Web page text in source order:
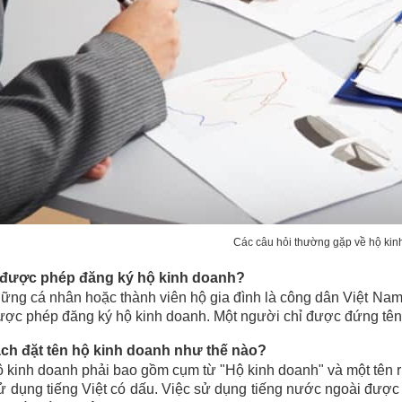
Các câu hỏi thường gặp về hộ
phép đăng ký hộ kinh doanh?
cá nhân hoặc thành viên hộ gia đình là công dân Việt
phép đăng ký hộ kinh doanh. Một người chỉ được đứng
đặt tên hộ kinh doanh như thế nào?
kinh doanh phải bao gồm cụm từ "Hộ kinh doanh" và một tên
dụng tiếng Việt có dấu. Việc sử dụng tiếng nước ngoài